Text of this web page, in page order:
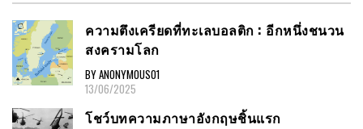
ความตึงเครียดที่ทะเลบอลติก : อีกหนึ่งชนวน
สงครามโลก
BY ANONYMOUS01
13/06/2025
โชว์บทความภาษาอังกฤษชิ้นแรก